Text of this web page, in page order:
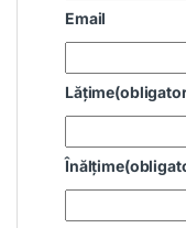
Email
Lățime
Înălțime